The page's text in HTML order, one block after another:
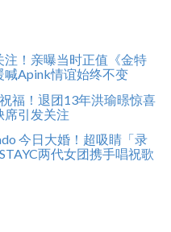
！亲曝当时正值《金特
Apink情谊始终不变
福！退团13年洪瑜暻惊喜
席引发关注
今日大婚！超吸睛「录
两代女团携手唱祝歌